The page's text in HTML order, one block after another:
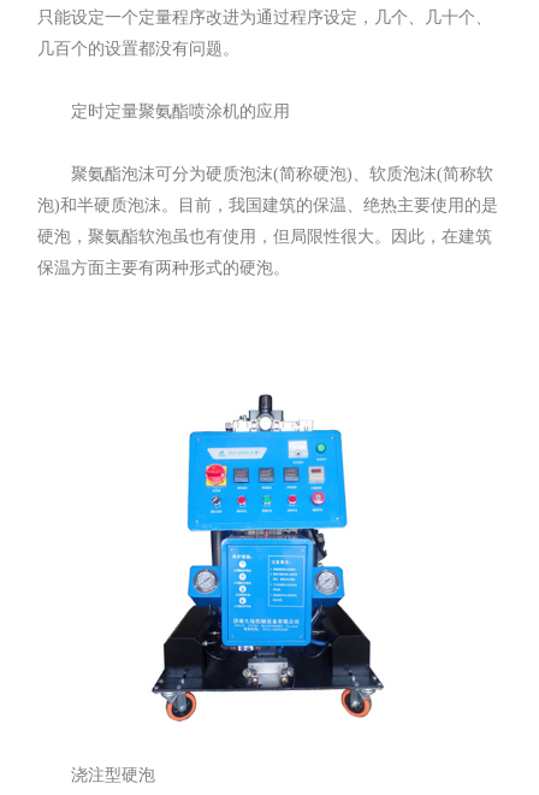
只能设定一个定量程序改进为通过程序设定，几个、几十个、
几百个的设置都没有问题。
定时定量聚氨酯喷涂机的应用
聚氨酯泡沫可分为硬质泡沫(简称硬泡)、软质泡沫(简称软
泡)和半硬质泡沫。目前，我国建筑的保温、绝热主要使用的是
硬泡，聚氨酯软泡虽也有使用，但局限性很大。因此，在建筑
保温方面主要有两种形式的硬泡。
浇注型硬泡